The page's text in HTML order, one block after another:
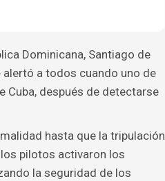
Dominicana, Santiago de
alertó a todos cuando uno de
Cuba, después de detectarse
hasta que la tripulación
pilotos activaron los
la seguridad de los